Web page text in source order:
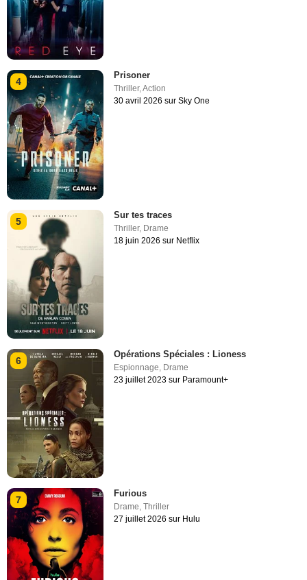
4
Prisoner
Thriller,Action
30 avril 2026 sur Sky One
5
Sur tes traces
Thriller, Drame
18 juin 2026 sur Netflix
6
Opérations Spéciales : Lioness
Espionnage, Drame
23 juillet 2023 sur Paramount+
7
Furious
Drame,Thriller
27 juillet 2026 sur Hulu